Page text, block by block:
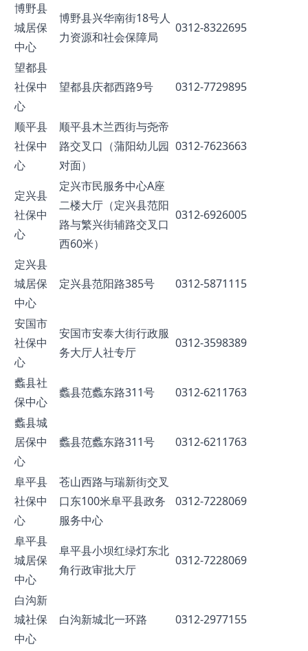
博野县
城居保
中心
博野县兴华南街18号人
力资源和社会保障局
0312-8322695
望都县
社保中
心
望都县庆都西路9号 0312-7729895
顺平县
社保中
心
顺平县木兰西街与尧帝
路交叉口（蒲阳幼儿园
对面）
0312-7623663
定兴县
社保中
心
定兴市民服务中心A座
二楼大厅（定兴县范阳
路与繁兴街辅路交叉口
西60米）
0312-6926005
定兴县
城居保
中心
定兴县范阳路385号 0312-5871115
安国市
社保中
心
安国市安泰大街行政服
务大厅人社专厅
0312-3598389
蠡县社
保中心
蠡县范蠡东路311号
0312-6211763
蠡县城
居保中
心
蠡县范蠡东路311号 0312-6211763
阜平县
社保中
心
苍山西路与瑞新街交叉
口东100米阜平县政务
服务中心
0312-7228069
阜平县
城居保
中心
阜平县小坝红绿灯东北
角行政审批大厅
0312-7228069
白沟新
城社保
中心
白沟新城北一环路 0312-2977155